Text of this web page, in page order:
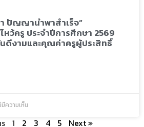
ปัญญานำพาสำเร็จ”
ว้ครู ประจำปีการศึกษา 2569
ดีงามและคุณค่าครูผู้ประสิทธิ์
มีความเห็น
1 2 3 4 5 Next »